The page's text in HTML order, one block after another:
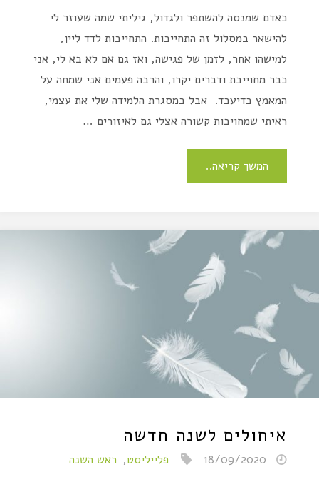
כאדם שמנסה להשתפר ולגדול, גיליתי שמה שעוזר לי
להישאר במסלול זה התחייבות. התחייבות לדד ליין,
למישהו אחר, לזמן של פגישה, ואז גם אם לא בא לי, אני
כבר מחוייבת ודברים יקרו, והרבה פעמים אני שמחה על
המאמץ בדיעבד. אבל במסגרת הלמידה שלי את עצמי,
ראיתי שמחויבות קשורה אצלי גם לאיזורים …
המשך קריאה..
איחולים לשנה חדשה
18/09/2020 פלייליסט, ראש השנה